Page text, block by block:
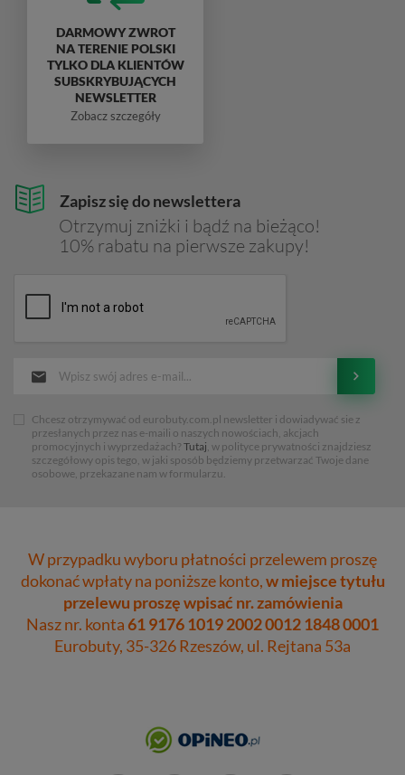
Zapisz się do newslettera
Otrzymuj zniżki i bądź na bieżąco!
10% rabatu na pierwsze zakupy!
Chcesz otrzymywać od eurobuty.com.pl newsletter i dowiadywać sie z
przesłanych przez nas e-maili o naszych nowościach, akcjach
promocyjnych i wyprzedażach? Tutaj, w polityce prywatności znajdziesz
szczegółowy opis tego, w jaki sposób będziemy przetwarzać Twoje dane
osobowe, przekazane nam w formularzu.
DARMOWY ZWROT
NA TERENIE POLSKI
TYLKO DLA KLIENTÓW
SUBSKRYBUJĄCYCH
NEWSLETTER
Zobacz szczegóły
W przypadku wyboru płatności przelewem proszę
dokonać wpłaty na poniższe konto,w miejsce tytułu
przelewu proszę wpisać nr. zamówienia
Nasz nr. konta61 9176 1019 2002 0012 1848 0001
Eurobuty, 35-326 Rzeszów, ul. Rejtana 53a